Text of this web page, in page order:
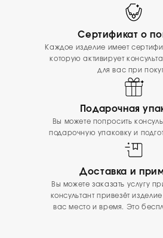
Сертификат о
Каждое изделие имеет
которую активирует
для вас при
Подарочная
Вы можете попросить
подарочную упаковку и
Доставка и
Вы можете заказать услугу
консультант привезёт
вас место и время. Это